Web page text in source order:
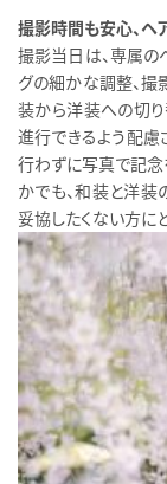
撮影時間も安心、ヘ
撮影当日は、専属の
グの細かな調整、撮
装から洋装への切
進行できるよう配慮
行わずに写真で記念
かでも、和装と洋装
妥協したくない方に